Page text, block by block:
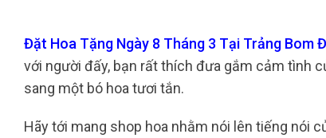
Đặt Hoa Tặng Ngày 8 Tháng 3 Tại Trảng Bom
với người đấy, bạn rất thích đưa gắm cảm tình
sang một bó hoa tươi tắn.
Hãy tới mang shop hoa nhằm nói lên tiếng nói